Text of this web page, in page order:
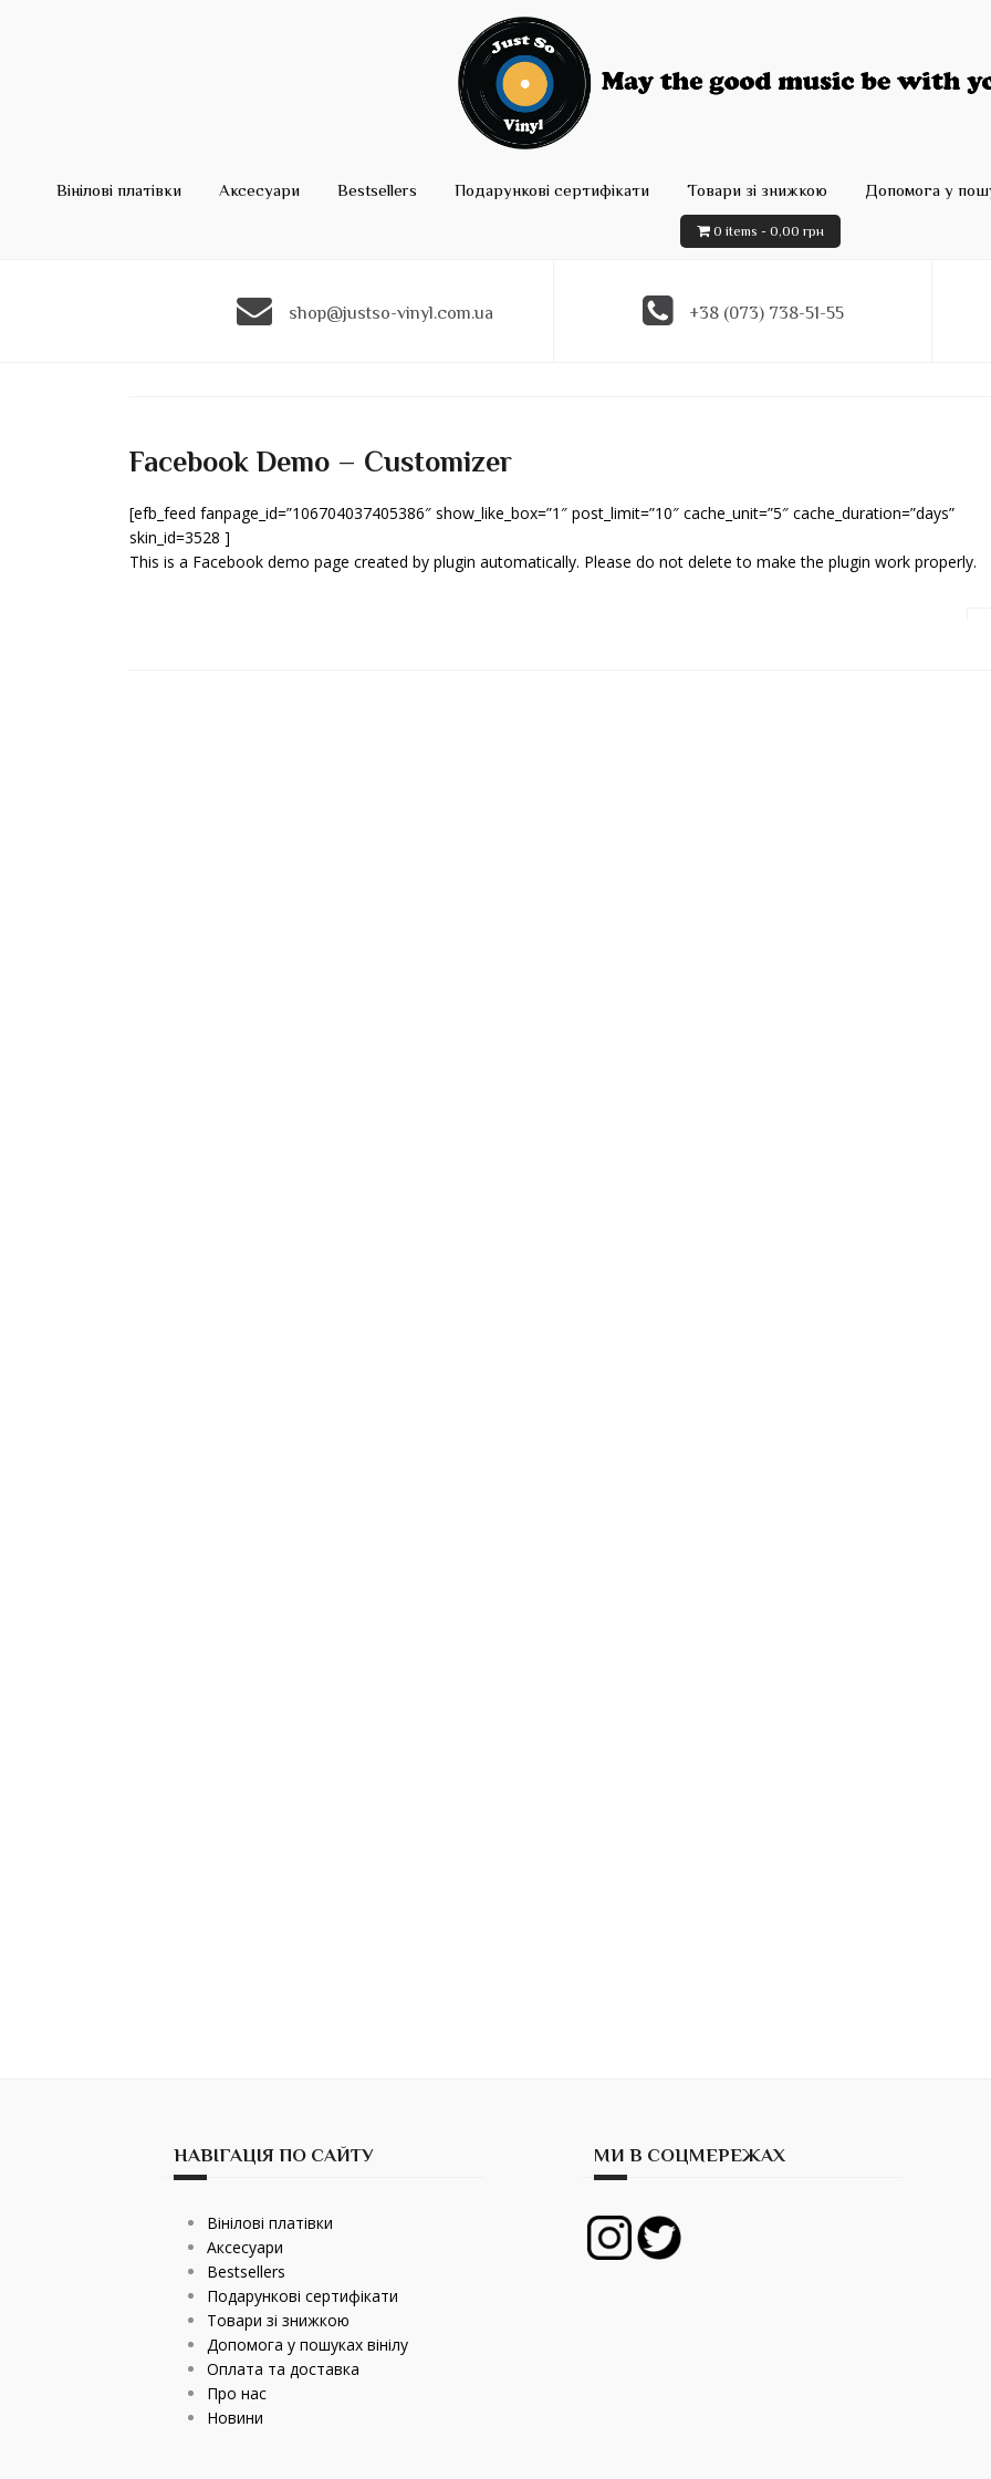
Вінілові платівки Аксесуари Bestsellers Подарункові сертифікати Товари зі знижкою Допомога у
0 items - 0,00 грн
shop@justso-vinyl.com.ua +38 (073) 738-51-55
Facebook Demo – Customizer
[efb_feed fanpage_id=”106704037405386″ show_like_box=”1″ post_limit=”10″ cache_unit=”5″ cache_duration=”days”
skin_id=3528 ]
This is a Facebook demo page created by plugin automatically. Please do not delete to make the plugin work properly.
НАВІГАЦІЯ ПО САЙТУ
Вінілові платівки
Аксесуари
Bestsellers
Подарункові сертифікати
Товари зі знижкою
Допомога у пошуках вінілу
Оплата та доставка
Про нас
Новини
МИ В СОЦМЕРЕЖАХ